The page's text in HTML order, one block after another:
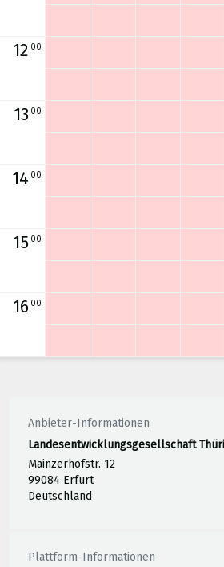
12 00
13 00
14 00
15 00
16 00
Anbieter-Informationen
Landesentwicklungsgesellschaft
Mainzerhofstr. 12
99084 Erfurt
Deutschland
Plattform-Informationen